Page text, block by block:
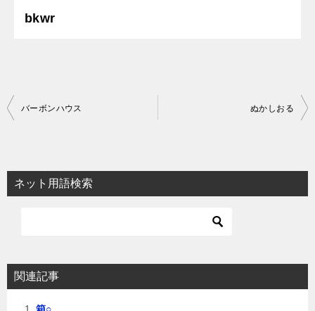
bkwr
投
ビ
ゲ
ョ
ン
バーボンハウス ぬかしおる
ネット用語検索
関連記事